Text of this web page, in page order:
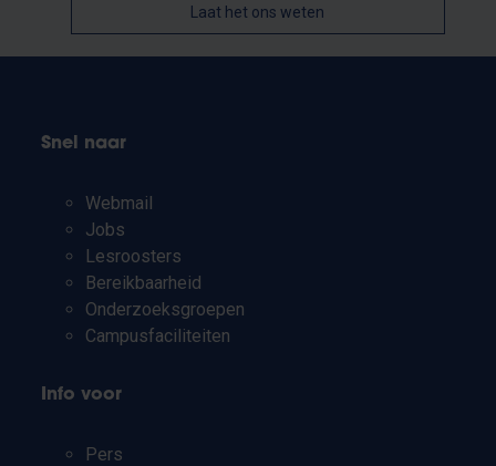
Laat het ons weten
Snel naar
Webmail
Jobs
Lesroosters
Bereikbaarheid
Onderzoeksgroepen
Campusfaciliteiten
Info voor
Pers